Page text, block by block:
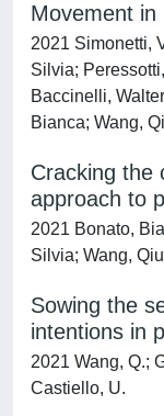
Movement in
2021 Simonetti,
Silvia;
Baccinelli,
Bianca; Wang,
Cracking the
approach to
2021 Bonato,
Silvia; Wang,
Sowing the
intentions in
2021 Wang, Q.;
Castiello, U.